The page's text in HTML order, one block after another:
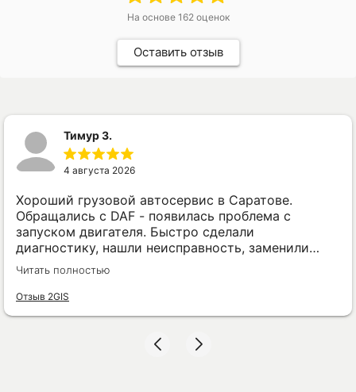
На основе 162оценок
Оставить отзыв
Тимур З.
4 августа 2026
Хороший грузовой автосервис в Саратове.
Обращались с DAF - появилась проблема с
запуском двигателя. Быстро сделали
диагностику, нашли неисправность, заменили
нужную деталь и проверили машину. Всё сделали
без лишних разговоров и затягивания сроков.
Читать полностью
Отзыв 2GIS